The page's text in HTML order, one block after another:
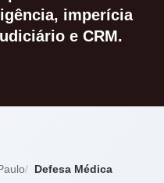
imperícia
e CRM.
Defesa Médica